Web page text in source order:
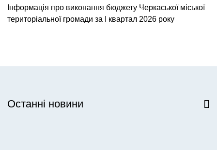
Інформація про виконання бюджету Черкаської міської
територіальної громади за І квартал 2026 року
Останні новини